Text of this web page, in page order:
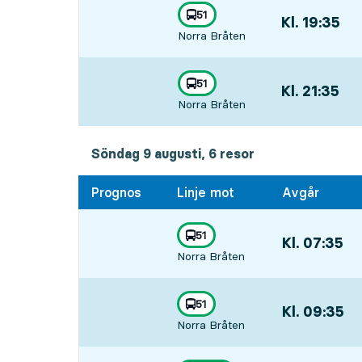
linje
51
mot
Norra Bråten
, Kl. 19:35
linje
51
mot
Norra Bråten
, Kl. 21:35
söndag 9 augusti, 6resor
Söndag 9 augusti, 6 resor
Prognos Linje mot Avgår
linje
51
mot
Norra Bråten
, Kl. 07:35
linje
51
mot
Norra Bråten
, Kl. 09:35